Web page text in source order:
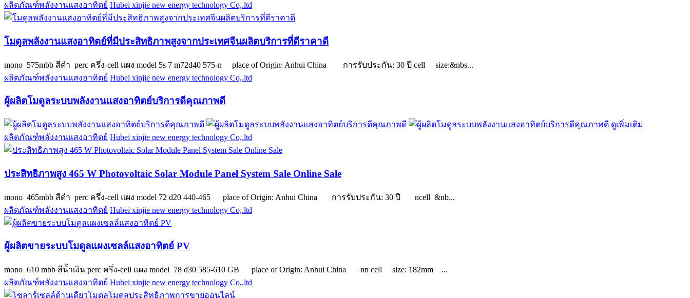
ผลิตภัณฑ์พลังงานแสงอาทิตย์ Hubei xinjie new energy technology Co,.ltd
โมดูลพลังงานแสงอาทิตย์ที่มีประสิทธิภาพสูงจากประเทศจีนผลิตบริการที่ดีราคาดี
mono 575mbb สีดำ perc ครึ่ง-cell แผง model 5s 7 m72d40 575-n place of Origin: Anhui China การรับประกัน: 30 ปี cell size:&nbs...
ผลิตภัณฑ์พลังงานแสงอาทิตย์ Hubei xinjie new energy technology Co,.ltd
ผู้ผลิตโมดูลระบบพลังงานแสงอาทิตย์บริการดีคุณภาพดี
ดูเพิ่มเติม
ผลิตภัณฑ์พลังงานแสงอาทิตย์ Hubei xinjie new energy technology Co,.ltd
ประสิทธิภาพสูง 465 W Photovoltaic Solar Module Panel System Sale Online Sale
mono 465mbb สีดำ perc ครึ่ง-cell แผง model 72 d20 440-465 place of Origin: Anhui China การรับประกัน: 30 ปี ncell &nb...
ผลิตภัณฑ์พลังงานแสงอาทิตย์ Hubei xinjie new energy technology Co,.ltd
ผู้ผลิตขายระบบโมดูลแผงเซลล์แสงอาทิตย์ PV
mono 610 mbb สีน้ำเงิน perc ครึ่ง-cell แผง model 78 d30 585-610 GB place of Origin: Anhui China nn cell size: 182mm ...
ผลิตภัณฑ์พลังงานแสงอาทิตย์ Hubei xinjie new energy technology Co,.ltd